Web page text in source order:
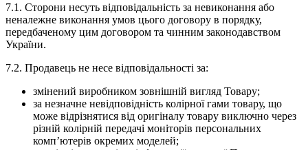
7.1. Сторони несуть відповідальність за невиконання або
неналежне виконання умов цього договору в порядку,
передбаченому цим договором та чинним законодавством
України.
7.2. Продавець не несе відповідальності за:
змінений виробником зовнішній вигляд Товару;
за незначне невідповідність колірної гами товару, що
може відрізнятися від оригіналу товару виключно через
різній колірній передачі моніторів персональних
комп’ютерів окремих моделей;